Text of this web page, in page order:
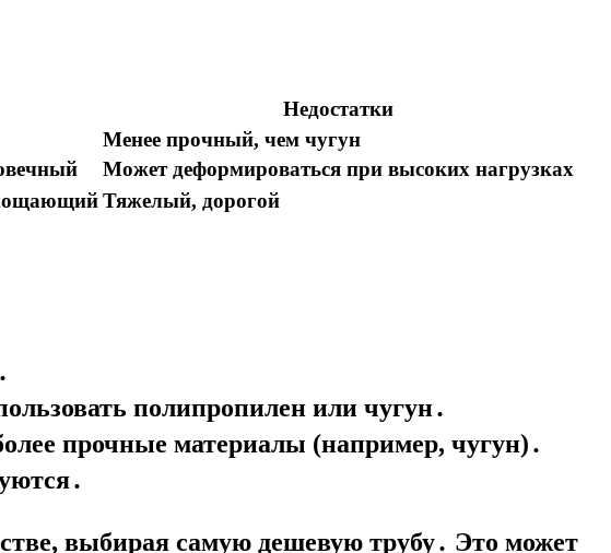
Недостатки
Менее прочный, чем чугун
Может деформироваться при высоких нагрузках
Тяжелый, дорогой
полипропилен или чугун․
прочные материалы (например, чугун)․
выбирая самую дешевую трубу․ Это может